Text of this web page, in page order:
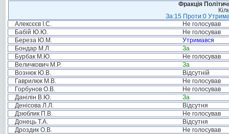
Фракція
За:15 Проти:0
Алексєєв І.С.
Не голосував
Бабій Ю.Ю.
Не голосував
Береза Ю.М.
Утримався
Бондар М.Л.
За
Бурбак М.Ю.
Не голосував
Величкович М.Р.
За
Вознюк Ю.В.
Відсутній
Гаврилюк М.В.
Не голосував
Горбунов О.В.
Не голосував
Данілін В.Ю.
За
Денісова Л.Л.
Відсутня
Дзюблик П.В.
Не голосував
Донець Т.А.
Відсутня
Дроздик О.В.
Не голосував